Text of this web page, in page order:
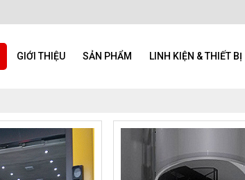
GIỚI THIỆU SẢN PHẨM LINH KIỆN & THIẾT BỊ